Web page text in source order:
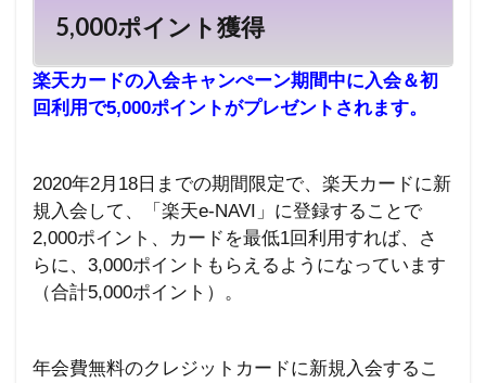
5,000ポイント獲得
楽天カードの入会キャンぺーン期間中に入会＆初
回利用で5,000ポイントがプレゼントされます。
2020年2月18日までの期間限定で、楽天カードに新
規入会して、「楽天e-NAVI 」に登録することで
2,000ポイント、カードを最低1回利用すれば、さ
らに、3,000ポイントもらえるようになっています
（合計5,000ポイント）。
年会費無料のクレジットカードに新規入会するこ